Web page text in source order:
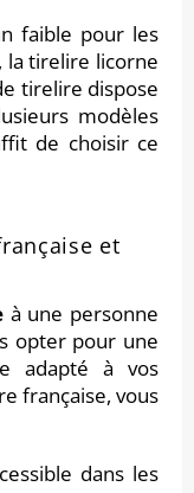
faible pour les
la tirelire licorne
tirelire dispose
modèles
de choisir ce
et
à une personne
opter pour une
adapté à vos
française, vous
dans les